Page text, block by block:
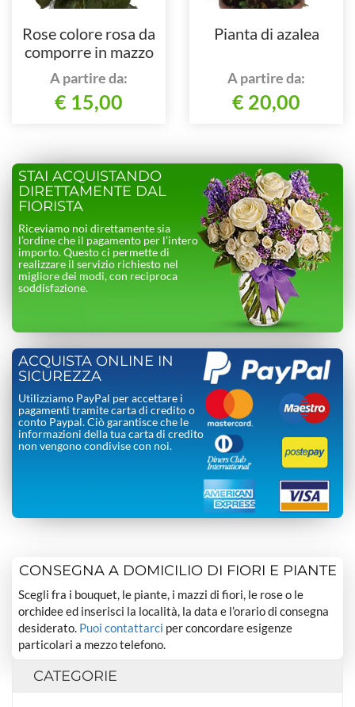
Rose colore rosa da
comporre in mazzo
per numero di steli.
A partire da:
€ 15,00
Pianta di azalea
A partire da:
€ 20,00
STAI ACQUISTANDO
DIRETTAMENTE DAL
FIORISTA
Riceviamo noi direttamente sia
l’ordine che il pagamento per l’intero
importo. Questo ci permette di
realizzare il servizio richiesto nel
migliore dei modi, con reciproca
soddisfazione.
ACQUISTA ONLINE IN
SICUREZZA
Utilizziamo PayPal per accettare i
pagamenti tramite carta di credito o
conto Paypal. Ciò garantisce che le
informazioni della tua carta di credito
non vengono condivise con noi.
CONSEGNA A DOMICILIO DI FIORI E PIANTE
Scegli fra i bouquet, le piante, i mazzi di fiori, le rose o le
orchidee ed inserisci la località, la data e l’orario di consegna
desiderato. Puoi contattarci per concordare esigenze
particolari a mezzo telefono.
CATEGORIE